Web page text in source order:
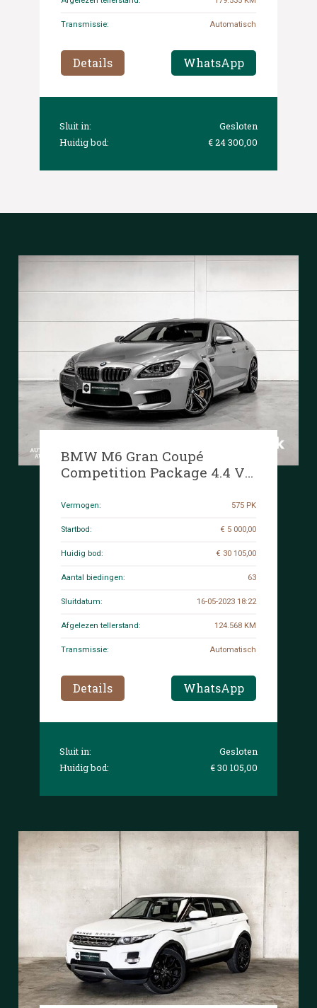
Transmissie: Automatisch
Details WhatsApp
Sluit in:
Gesloten
Huidig bod:
€ 24 300,00
BMW M6 Gran Coupé
Competition Package 4.4 V8
3-TRH-44
Vermogen: 575 PK
Startbod: € 5 000,00
Huidig bod: € 30 105,00
Aantal biedingen: 63
Sluitdatum: 16-05-2023 18:22
Afgelezen tellerstand: 124.568 KM
Transmissie: Automatisch
Details WhatsApp
Sluit in:
Gesloten
Huidig bod:
€ 30 105,00